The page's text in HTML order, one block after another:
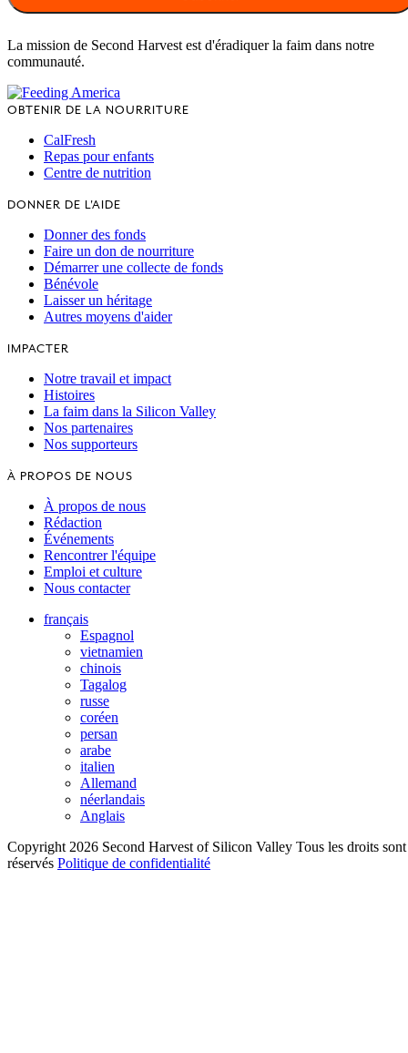
La mission de Second Harvest est d'éradiquer la faim dans notre
communauté.
OBTENIR DE LA NOURRITURE
CalFresh
Repas pour enfants
Centre de nutrition
DONNER DE L'AIDE
Donner des fonds
Faire un don de nourriture
Démarrer une collecte de fonds
Bénévole
Laisser un héritage
Autres moyens d'aider
IMPACTER
Notre travail et impact
Histoires
La faim dans la Silicon Valley
Nos partenaires
Nos supporteurs
À PROPOS DE NOUS
À propos de nous
Rédaction
Événements
Rencontrer l'équipe
Emploi et culture
Nous contacter
français
Espagnol
vietnamien
chinois
Tagalog
russe
coréen
persan
arabe
italien
Allemand
néerlandais
Anglais
Copyright 2026 Second Harvest of Silicon Valley Tous les droits sont
réservés Politique de confidentialité